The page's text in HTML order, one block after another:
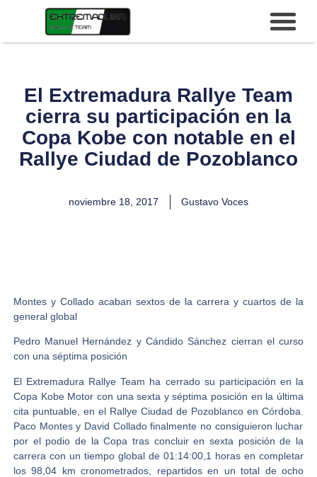
El Extremadura Rallye Team
cierra su participación en la
Copa Kobe con notable en el
Rallye Ciudad de Pozoblanco
noviembre 18, 2017 Gustavo Voces
Montes y Collado acaban sextos de la carrera y cuartos de la
general global
Pedro Manuel Hernández y Cándido Sánchez cierran el curso
con una séptima posición
El Extremadura Rallye Team ha cerrado su participación en la
Copa Kobe Motor con una sexta y séptima posición en la última
cita puntuable, en el Rallye Ciudad de Pozoblanco en Córdoba.
Paco Montes y David Colladofinalmente no consiguieron luchar
por el podio de la Copa tras concluir en sexta posición de la
carrera con un tiempo global de 01:14:00,1 horas en completar
los 98,04 km cronometrados, repartidos en un total de ocho